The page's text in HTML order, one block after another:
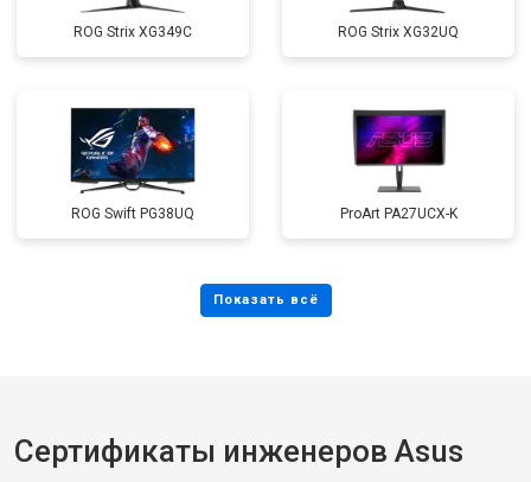
ROG Strix XG349C ROG Strix XG32UQ
ROG Swift PG38UQ ProArt PA27UCX-K
Сертификаты инженеров Asus